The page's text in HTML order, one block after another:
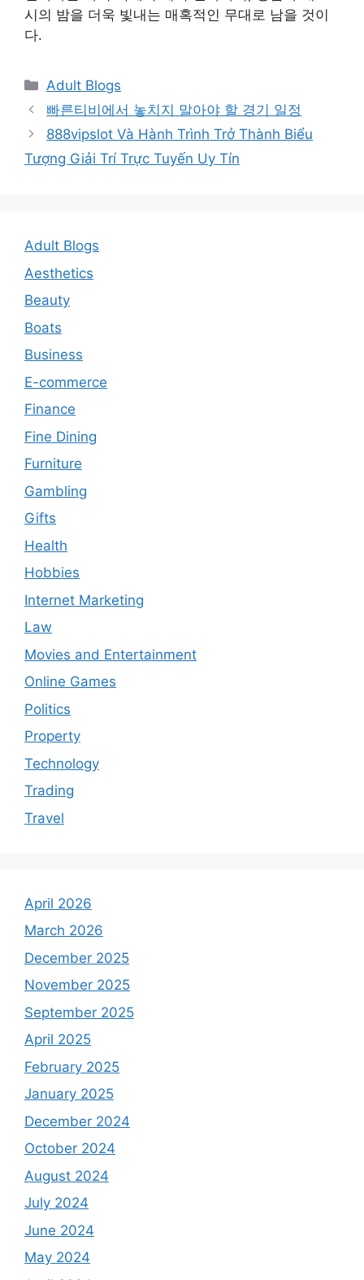
시의 밤을 더욱 빛내는 매혹적인 무대로 남을 것이
다.
Categories
Adult Blogs
Post
navigation
빠른티비에서 놓치지 말아야 할 경기 일정
888vipslot Và Hành Trình Trở Thành Biểu
Tượng Giải Trí Trực Tuyến Uy Tín
Adult Blogs
Aesthetics
Beauty
Boats
Business
E-commerce
Finance
Fine Dining
Furniture
Gambling
Gifts
Health
Hobbies
Internet Marketing
Law
Movies and Entertainment
Online Games
Politics
Property
Technology
Trading
Travel
April 2026
March 2026
December 2025
November 2025
September 2025
April 2025
February 2025
January 2025
December 2024
October 2024
August 2024
July 2024
June 2024
May 2024